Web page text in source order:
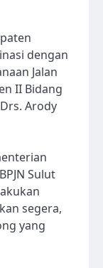
dengan
Jalan
II Bidang
Arody
Sulut
segera,
yang